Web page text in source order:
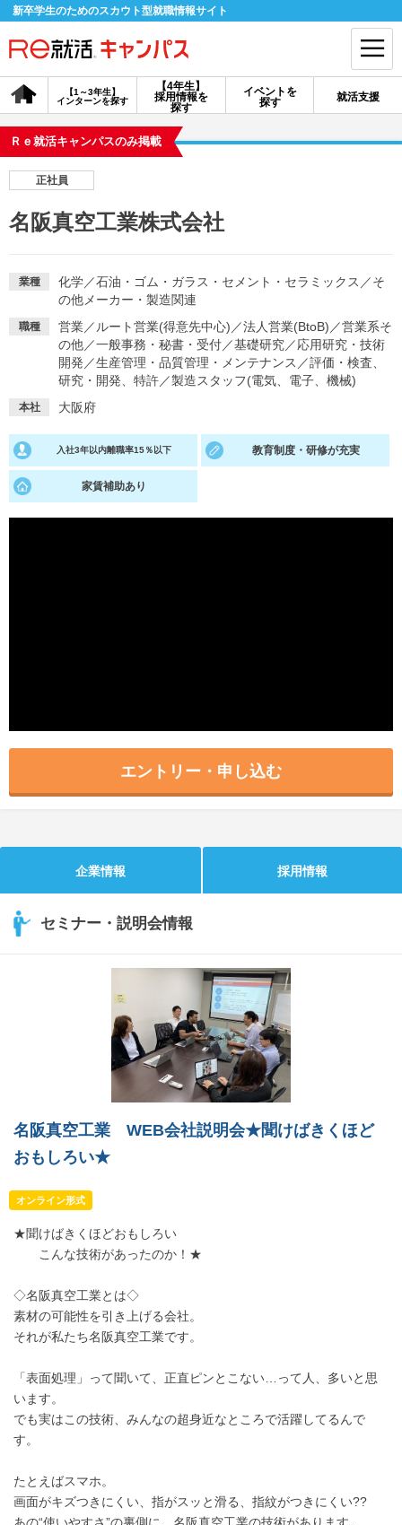
新卒学生のためのスカウト型就職情報サイト
【4年生】
採用情報を
探す
【1～3年生】
インターンを探す
イベントを
探す
就活支援
会員登録 ログイン
探す
イベントを探す スカウト お知らせ
就活ノウハウ・サポート
就活支援 就活コラム
適職診断
Ｒｅ就活キャンパスのみ掲載
正社員
名阪真空工業株式会社
業種 化学／石油・ゴム・ガラス・セメント・セラミックス ／そ
の他メーカー・製造関連
職種 営業／ ルート営業(得意先中心) ／法人営業(BtoB) ／営業系そ
の他／一般事務・秘書・受付／基礎研究／応用研究・技術
開発 ／生産管理・品質管理・メンテナンス ／評価・検査、
研究・開発、特許／製造スタッフ(電気、電子、機械)
本社 大阪府
入社3年以内離職率15％以下 教育制度・研修が充実
家賃補助あり
エントリー・申し込む
企業情報 採用情報
セミナー・説明会情報
名阪真空工業 WEB会社説明会★聞けばきくほど
おもしろい★
オンライン形式
★聞けばきくほどおもしろい
こんな技術があったのか！★
◇名阪真空工業とは◇
素材の可能性を引き上げる会社。
それが私たち名阪真空工業です。
「表面処理」って聞いて、正直ピンとこない…って人、多いと思
います。
でも実はこの技術、みんなの超身近なところで活躍してるんで
す。
たとえばスマホ。
画面がキズつきにくい、指がスッと滑る、指紋がつきにくい??
あの“使いやすさ”の裏側に、名阪真空工業の技術があります。